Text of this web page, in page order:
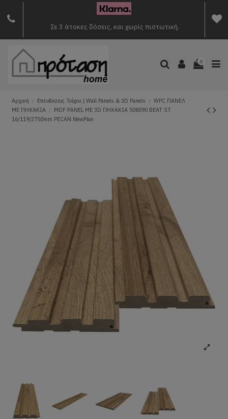
Σε 3 άτοκες δόσεις, και χωρίς πιστωτική.
0
Αρχική Επενδύσεις Τοίχου | Wall Panels & 3D Panels
WPC ΠΑΝΕΛ
ΜΕ ΠΗΧΑΚΙΑ
MDF PANEL ΜΕ 3D ΠΗΧΑΚΙΑ 508090 BEAT ST
16/119/2750mm PECAN NewPlan